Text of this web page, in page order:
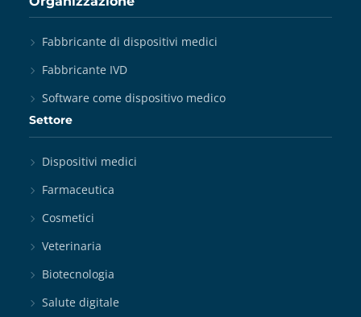
Fabbricante di dispositivi medici
Fabbricante IVD
Software come dispositivo medico
Settore
Dispositivi medici
Farmaceutica
Cosmetici
Veterinaria
Biotecnologia
Salute digitale